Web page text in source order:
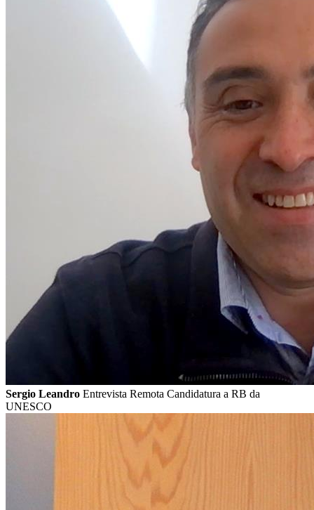
Sergio Leandro Entrevista Remota Candidatura a RB da
UNESCO